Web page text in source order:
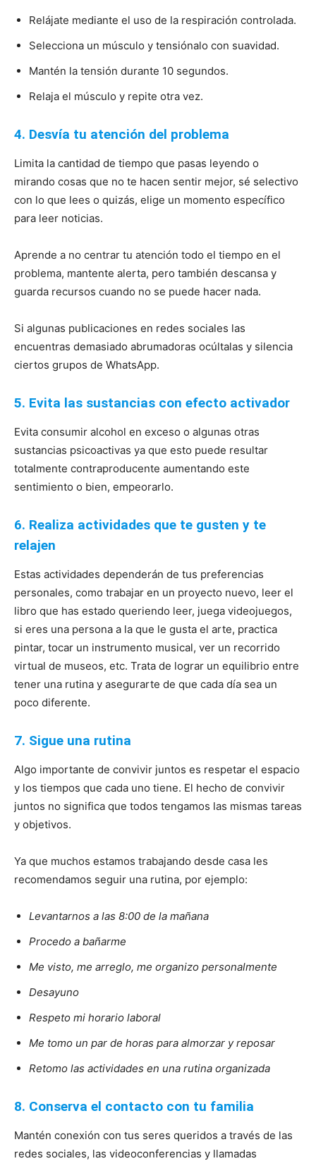
Relájate mediante el uso de la respiración controlada.
Selecciona un músculo y tensiónalo con suavidad.
Mantén la tensión durante 10 segundos.
Relaja el músculo y repite otra vez.
4. Desvía tu atención del problema
Limita la cantidad de tiempo que pasas leyendo o
mirando cosas que no te hacen sentir mejor, sé selectivo
con lo que lees o quizás, elige un momento específico
para leer noticias.
Aprende a no centrar tu atención todo el tiempo en el
problema, mantente alerta, pero también descansa y
guarda recursos cuando no se puede hacer nada.
Si algunas publicaciones en redes sociales las
encuentras demasiado abrumadoras ocúltalas y silencia
ciertos grupos de WhatsApp.
5. Evita las sustancias con efecto activador
Evita consumir alcohol en exceso o algunas otras
sustancias psicoactivas ya que esto puede resultar
totalmente contraproducente aumentando este
sentimiento o bien, empeorarlo.
6. Realiza actividades que te gusten y te
relajen
Estas actividades dependerán de tus preferencias
personales, como trabajar en un proyecto nuevo, leer el
libro que has estado queriendo leer, juega videojuegos,
si eres una persona a la que le gusta el arte, practica
pintar, tocar un instrumento musical, ver un recorrido
virtual de museos, etc. Trata de lograr un equilibrio entre
tener una rutina y asegurarte de que cada día sea un
poco diferente.
7. Sigue una rutina
Algo importante de convivir juntos es respetar el espacio
y los tiempos que cada uno tiene. El hecho de convivir
juntos no significa que todos tengamos las mismas tareas
y objetivos.
Ya que muchos estamos trabajando desde casa les
recomendamos seguir una rutina, por ejemplo:
Levantarnos a las 8:00 de la mañana
Procedo a bañarme
Me visto, me arreglo, me organizo personalmente
Desayuno
Respeto mi horario laboral
Me tomo un par de horas para almorzar y reposar
Retomo las actividades en una rutina organizada
8. Conserva el contacto con tu familia
Mantén conexión con tus seres queridos a través de las
redes sociales, las videoconferencias y llamadas